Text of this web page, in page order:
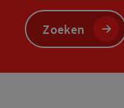
Zoeken